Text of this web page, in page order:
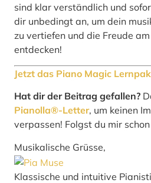
sind klar ver­ständ­lich und
dir unbe­dingt an, um dein
zu ver­tie­fen und die Freu­de
ent­de­cken!
Jetzt das Pia­no Magic
Hat dir der Beitrag gefallen?
Pianolla®-Letter, um keinen
verpassen! Folgst du mir
Musikalische Grüsse,
Klassische und intuitive